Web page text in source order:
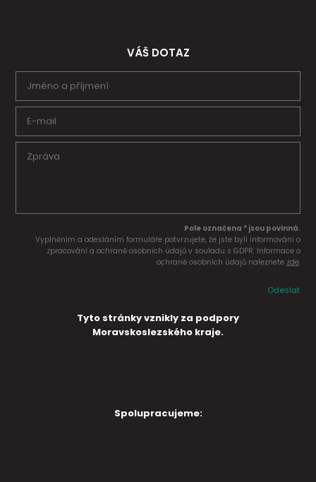
VÁŠ DOTAZ
Pole označena * jsou povinná.
Vyplněním a odesláním formuláře potvrzujete, že jste byli informováni o
zpracování a ochraně osobních údajů v souladu s GDPR. Informace o
ochraně osobních údajů naleznete zde.
Odeslat
Tyto stránky vznikly za podpory
Moravskoslezského kraje.
Spolupracujeme: